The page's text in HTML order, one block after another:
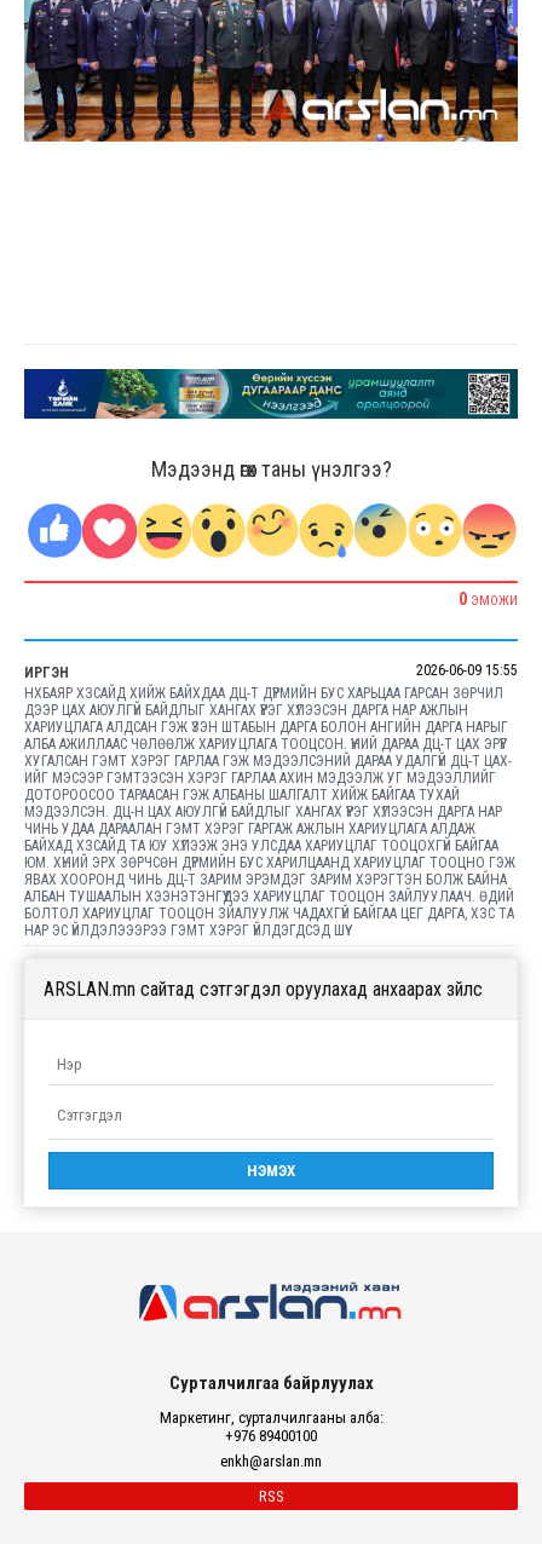
Мэдээнд өгөх таны үнэлгээ?
0 ЭМОЖИ
ИРГЭН
2026-06-09 15:55
НХБАЯР ХЗСАЙД ХИЙЖ БАЙХДАА ДЦ-Т ДҮРМИЙН БУС ХАРЬЦАА ГАРСАН ЗӨРЧИЛ
ДЭЭР ЦАХ АЮУЛГҮЙ БАЙДЛЫГ ХАНГАХ ҮҮРЭГ ХҮЛЭЭСЭН ДАРГА НАР АЖЛЫН
ХАРИУЦЛАГА АЛДСАН ГЭЖ ҮЗЭН ШТАБЫН ДАРГА БОЛОН АНГИЙН ДАРГА НАРЫГ
АЛБА АЖИЛЛААС ЧӨЛӨӨЛЖ ХАРИУЦЛАГА ТООЦСОН. ҮҮНИЙ ДАРАА ДЦ-Т ЦАХ ЭРҮҮГ
ХУГАЛСАН ГЭМТ ХЭРЭГ ГАРЛАА ГЭЖ МЭДЭЭЛСЭНИЙ ДАРАА УДАЛГҮЙ ДЦ-Т ЦАХ-
ИЙГ МЭСЭЭР ГЭМТЭЭСЭН ХЭРЭГ ГАРЛАА АХИН МЭДЭЭЛЖ УГ МЭДЭЭЛЛИЙГ
ДОТОРООСОО ТАРААСАН ГЭЖ АЛБАНЫ ШАЛГАЛТ ХИЙЖ БАЙГАА ТУХАЙ
МЭДЭЭЛСЭН. ДЦ-Н ЦАХ АЮУЛГҮЙ БАЙДЛЫГ ХАНГАХ ҮҮРЭГ ХҮЛЭЭСЭН ДАРГА НАР
ЧИНЬ УДАА ДАРААЛАН ГЭМТ ХЭРЭГ ГАРГАЖ АЖЛЫН ХАРИУЦЛАГА АЛДАЖ
БАЙХАД ХЗСАЙД ТА ЮУ ХҮЛЭЭЖ ЭНЭ УЛСДАА ХАРИУЦЛАГ ТООЦОХГҮЙ БАЙГАА
ЮМ. ХҮНИЙ ЭРХ ЗӨРЧСӨН ДҮРМИЙН БУС ХАРИЛЦААНД ХАРИУЦЛАГ ТООЦНО ГЭЖ
ЯВАХ ХООРОНД ЧИНЬ ДЦ-Т ЗАРИМ ЭРЭМДЭГ ЗАРИМ ХЭРЭГТЭН БОЛЖ БАЙНА
АЛБАН ТУШААЛЫН ХЭЭНЭТЭНГҮҮДЭЭ ХАРИУЦЛАГ ТООЦОН ЗАЙЛУУЛААЧ. ӨДИЙ
БОЛТОЛ ХАРИУЦЛАГ ТООЦОН ЗЙАЛУУЛЖ ЧАДАХГҮЙ БАЙГАА ЦЕГ ДАРГА, ХЗС ТА
НАР ЭС ҮЙЛДЭЛЭЭЭРЭЭ ГЭМТ ХЭРЭГ ҮЙЛДЭГДСЭД ШҮҮ
ARSLAN.mn сайтад сэтгэгдэл оруулахад анхаарах зүйлс
Сурталчилгаа байрлуулах
Маркетинг, сурталчилгааны алба:
+976 89400100
enkh@arslan.mn
RSS